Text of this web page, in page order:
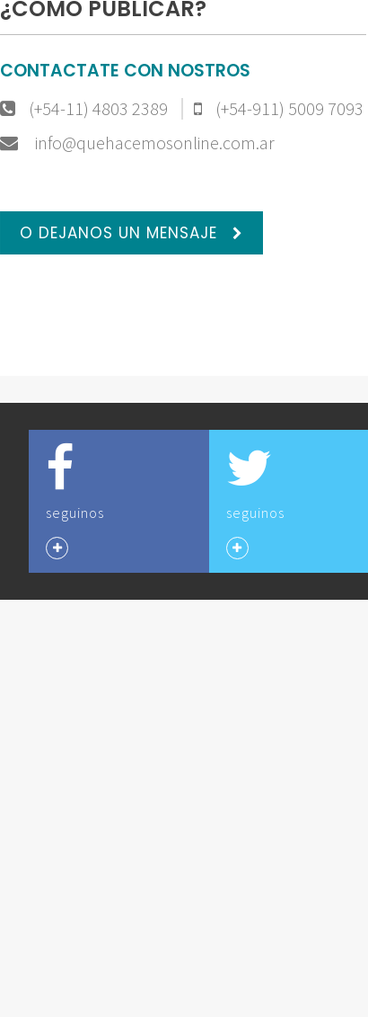
¿CÓMO PUBLICAR?
CONTACTATE CON NOSTROS
(+54-11) 4803 2389
(+54-911) 5009 7093
info@quehacemosonline.com.ar
O DEJANOS UN MENSAJE
seguinos seguinos